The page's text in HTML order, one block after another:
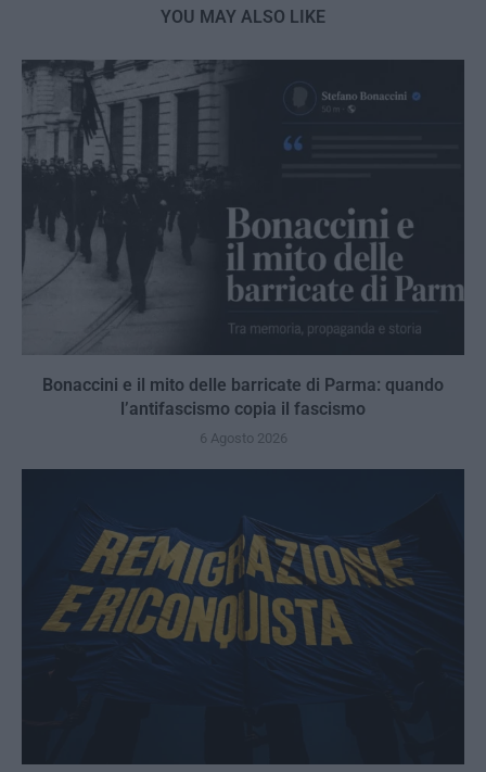
YOU MAY ALSO LIKE
Bonaccini e il mito delle barricate di Parma: quando
l’antifascismo copia il fascismo
6 Agosto 2026